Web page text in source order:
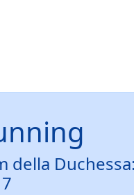
della